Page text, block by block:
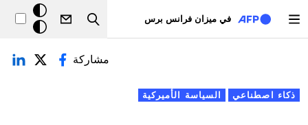
في ميزان فرانس برس
Search
خلفيّة
داكنة
التبويبات الأساسية
ذكاء اصطناعي السياسة الأميركية
مشاركة